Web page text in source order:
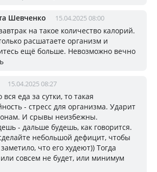
Шевченко 15.04.2025 08:00
на такое количество калорий.
расшатаете организм и
ещё больше. Невозможно вечно
15.04.2025 08:27
вся еда за сутки, то такая
- стресс для организма. Ударит
И срывы неизбежны.
- дальше будешь, как говорится.
небольшой дефицит, чтобы
что его худеют)) Тогда
совсем не будет, или минимум